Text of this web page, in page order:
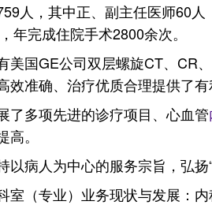
人，其中正、副主任医师60
年完成住院手术2800余次。
美国GE公司双层螺旋CT、CR
效准确、治疗优质合理提供了
了多项先进的诊疗项目、心血管
。
以病人为中心的服务宗旨，弘
室（专业）业务现状与发展：